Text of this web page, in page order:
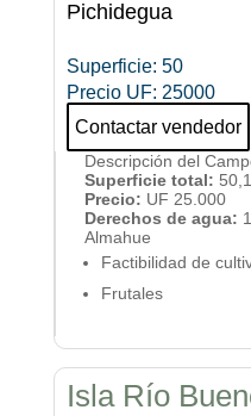
Pichidegua
Superficie: 50
Precio UF: 25000
Contactar vendedor
Descripción del
Superficie total:
Precio: UF 25.000
Derechos de agua:
Almahue
Factibilidad de
Frutales
Isla Río